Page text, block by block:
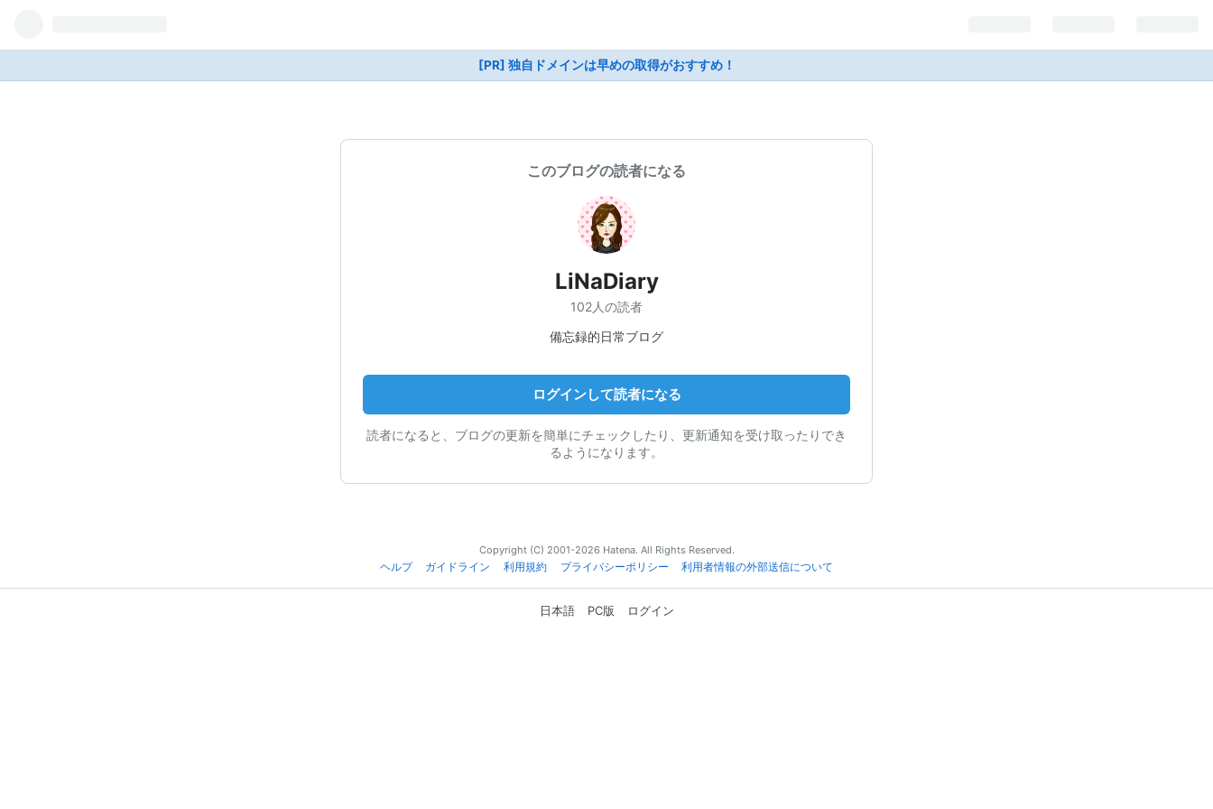
[PR] 独自ドメインは早めの取得がおすすめ！
このブログの読者になる
LiNaDiary
102人の読者
備忘録的日常ブログ
ログインして読者になる
読者になると、ブログの更新を簡単にチェックしたり、更新通知を受け取ったりでき
るようになります。
Copyright (C) 2001-2026 Hatena. All Rights Reserved.
ヘルプ
ガイドライン 利用規約 プライバシーポリシー 利用者情報の外部送信について
日本語 PC版 ログイン